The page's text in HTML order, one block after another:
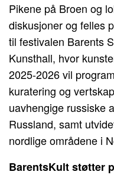
Pikene på Broen og
diskusjoner og felles
til festivalen Barents
Kunsthall, hvor
2025-2026 vil
kuratering og
uavhengige russiske
Russland, samt
nordlige områdene i
BarentsKult støtter